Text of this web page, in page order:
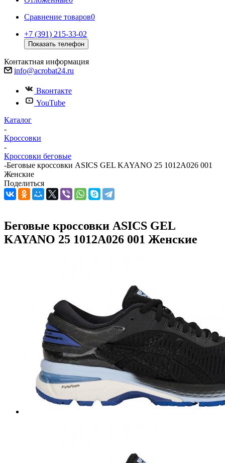
Сравнение товаров0
+7 (391) 215-33-02
Показать телефон
Контактная информация
info@acrobat24.ru
Вконтакте
YouTube
Каталог
-
Кроссовки
-
Кроссовки беговые
-Беговые кроссовки ASICS GEL KAYANO 25 1012A026 001
Женские
Поделиться
Беговые кроссовки ASICS GEL
KAYANO 25 1012A026 001 Женские